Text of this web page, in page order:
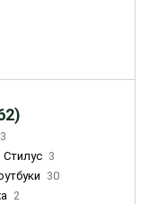
3
3
30
2